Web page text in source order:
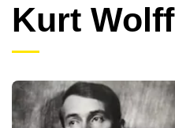
Kurt Wolff